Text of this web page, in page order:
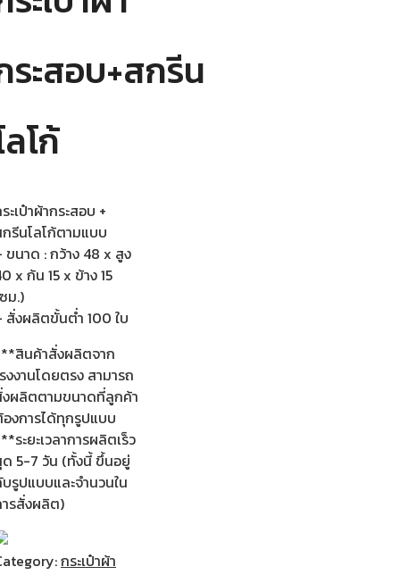
ระสอบ+สกรีน
ลโก้
ะเป๋าผ้ากระสอบ +
รีนโลโก้ตามแบบ
ขนาด : กว้าง 48 x สูง
x ก้น 15 x ข้าง 15
ม.)
สั่งผลิตขั้นต่ำ 100 ใบ
สินค้าสั่งผลิตจาก
งงานโดยตรง สามารถ
ผลิตตามขนาดที่ลูกค้า
งการได้ทุกรูปแบบ
ระยะเวลาการผลิตเร็ว
5-7 วัน (ทั้งนี้ ขึ้นอยู่
รูปแบบและจำนวนใน
รสั่งผลิต)
กระเป๋าผ้า